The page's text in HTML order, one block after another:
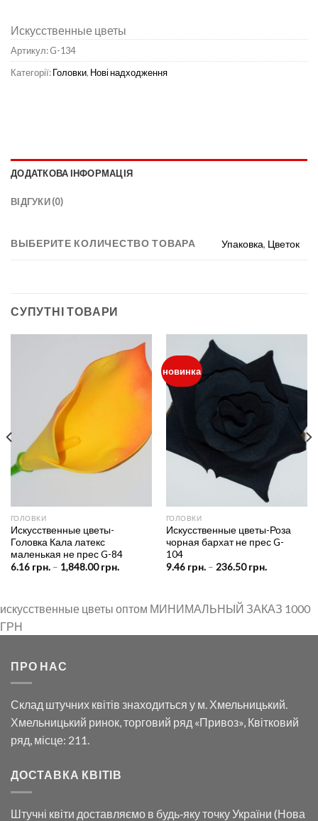
Искусственные цветы
Артикул:G-134
Категорії:Головки, Нові надходження
ДОДАТКОВА ІНФОРМАЦІЯ
ВІДГУКИ (0)
ВЫБЕРИТЕ КОЛИЧЕСТВО ТОВАРА Упаковка, Цветок
СУПУТНІ ТОВАРИ
ГОЛОВКИ
Искусственные цветы-
Головка Кала латекс
маленькая не прес G-84
6.16 грн. – 1,848.00грн.Price
1,848.00 грн.
новинка
ГОЛОВКИ
Искусственные цветы-Роза
чорная бархат не прес G-
104
9.46 грн. – 236.50грн.Price
236.50 грн.
искусственные цветы оптом МИНИМАЛЬНЫЙ ЗАКАЗ 1000
ГРН
ПРО НАС
Склад штучних квітів знаходиться у м. Хмельницький.
Хмельницький ринок, торговий ряд «Привоз», Квітковий
ряд, місце: 211.
ДОСТАВКА КВІТІВ
Штучні квіти доставляємо в будь‑яку точку України (Нова